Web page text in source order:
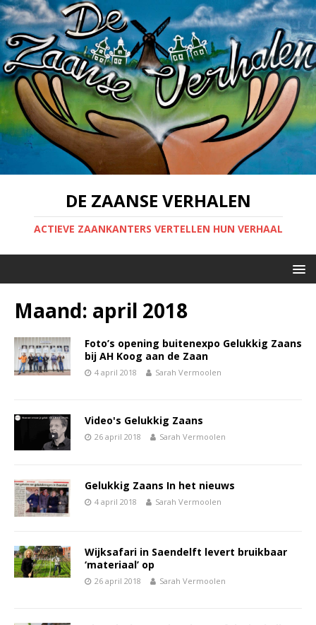
DE ZAANSE VERHALEN
ACTIEVE ZAANKANTERS VERTELLEN HUN VERHAAL
Maand: april 2018
Foto’s opening buitenexpo Gelukkig Zaans
bij AH Koog aan de Zaan
4 april 2018 Sarah Vermoolen
Video's Gelukkig Zaans
26 april 2018 Sarah Vermoolen
Gelukkig Zaans In het nieuws
4 april 2018 Sarah Vermoolen
Wijksafari in Saendelft levert bruikbaar
‘materiaal’ op
26 april 2018 Sarah Vermoolen